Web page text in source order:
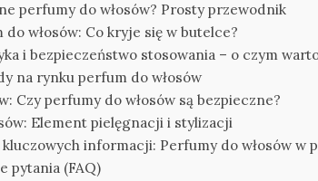
perfumy do włosów? Prosty przewodnik
do włosów: Co kryje się w butelce?
i bezpieczeństwo stosowania – o czym
na rynku perfum do włosów
Czy perfumy do włosów są bezpieczne?
Element pielęgnacji i stylizacji
informacji: Perfumy do włosów w
pytania (FAQ)